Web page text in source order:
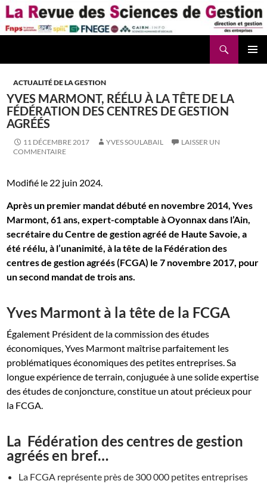
Aller
au
contenu
ACTUALITÉ DE LA GESTION
YVES MARMONT, RÉÉLU À LA TÊTE DE LA
FÉDÉRATION DES CENTRES DE GESTION
AGRÉÉS
11 DÉCEMBRE 2017 YVES SOULABAIL
LAISSER UN
COMMENTAIRE
Modifié le 22 juin 2024.
Après un premier mandat débuté en novembre 2014, Yves
Marmont, 61 ans, expert-comptable à Oyonnax dans l’Ain,
secrétaire du Centre de gestion agréé de Haute Savoie, a
été réélu, à l’unanimité, à la tête de la Fédération des
centres de gestion agréés (FCGA) le 7 novembre 2017, pour
un second mandat de trois ans.
Yves Marmont à la tête de la FCGA
Également Président de la commission des études
économiques, Yves Marmont maîtrise parfaitement les
problématiques économiques des petites entreprises. Sa
longue expérience de terrain, conjuguée à une solide expertise
des études de conjoncture, constitue un atout précieux pour
la FCGA.
La Fédération des centres de gestion
agréés en bref…
La FCGA représente près de 300 000 petites entreprises